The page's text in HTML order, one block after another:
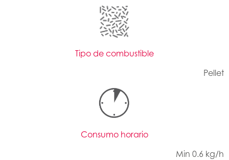
Tipo de combustible
Pellet
Consumo horario
Min 0.6 kg/h